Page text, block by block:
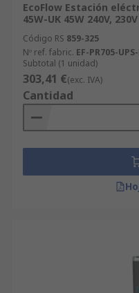
EcoFlow Estación
45W-UK 45W 240V, 230V
Código RS 859-325
Nº ref. fabric. EF-PR705-
Subtotal (1 unidad)
303,41 €(exc. IVA)
Cantidad